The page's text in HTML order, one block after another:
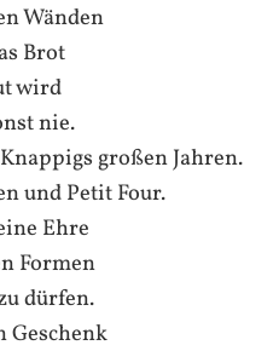
Wänden
Brot
wird
nie.
großen Jahren.
und Petit Four.
Ehre
Formen
dürfen.
Geschenk